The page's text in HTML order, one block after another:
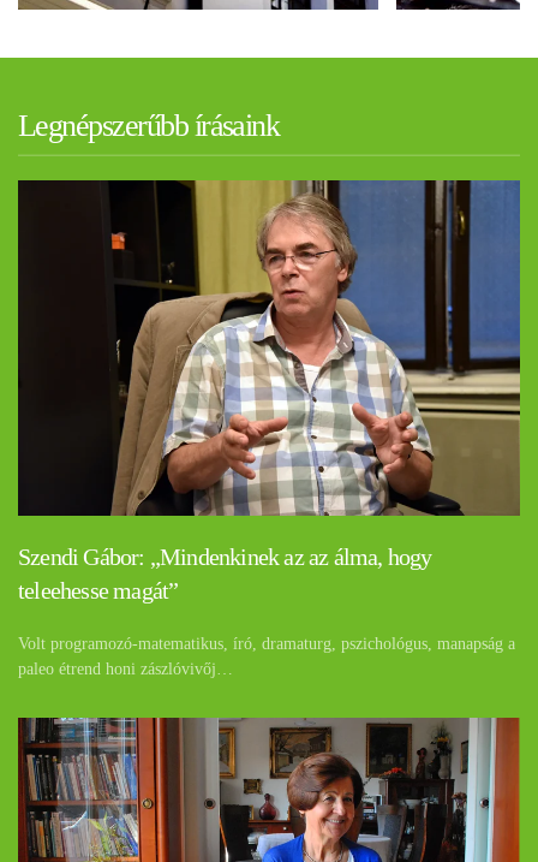
Legnépszerűbb írásaink
Szendi Gábor: „Mindenkinek az az álma, hogy
teleehesse magát”
Volt programozó-matematikus, író, dramaturg, pszichológus, manapság a
paleo étrend honi zászlóvivőj…